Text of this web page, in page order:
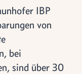
IBP
von
bei
sind über 30